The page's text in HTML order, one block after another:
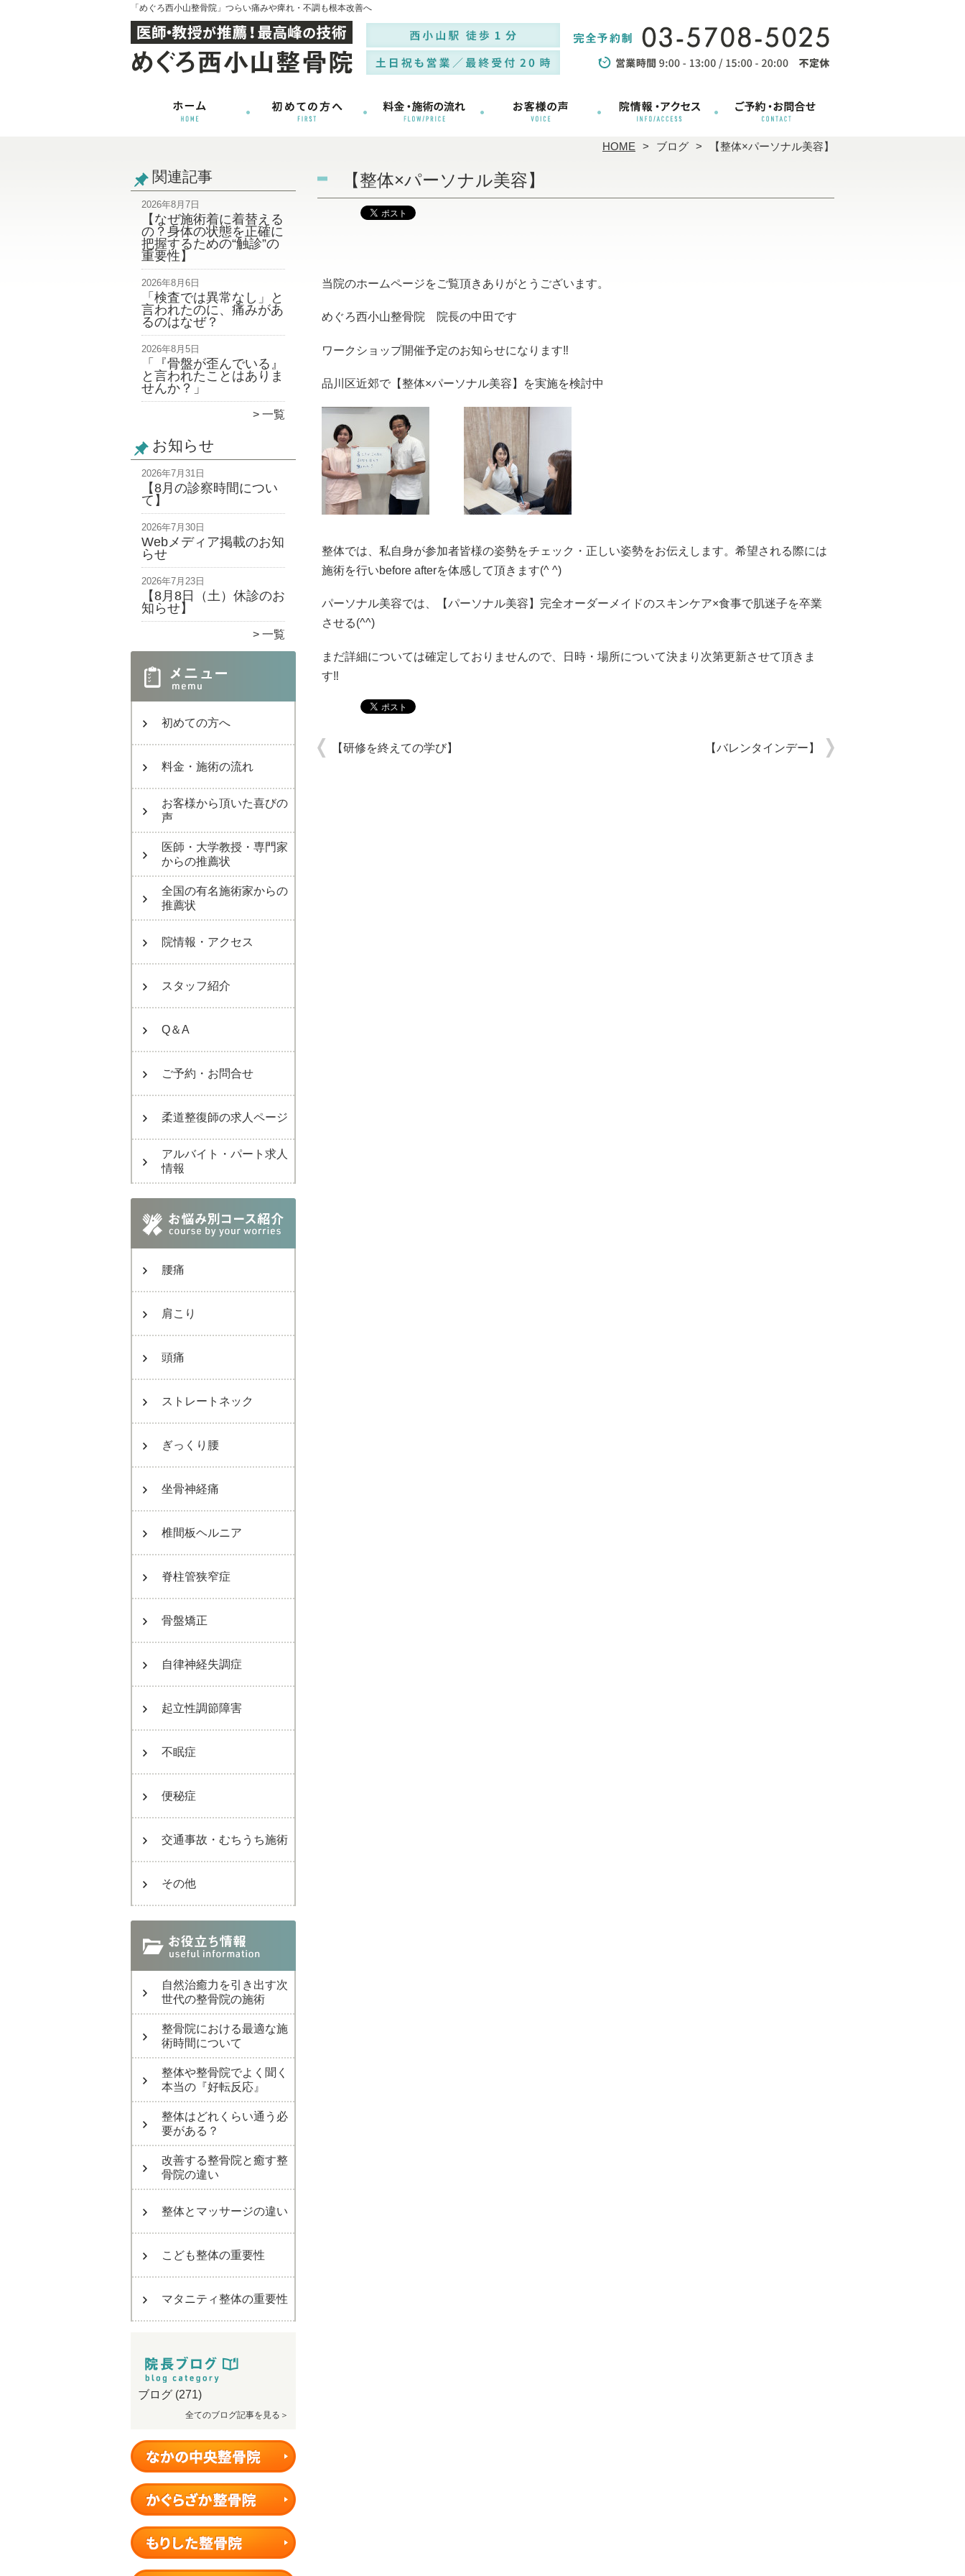
「めぐろ西小山整骨院」つらい痛みや痺れ・不調も根本改善へ
HOME ブログ 【整体×パーソナル美容】
関連記事
2026年8月7日
【なぜ施術着に着替える
の？身体の状態を正確に
把握するための“触診”の
重要性】
2026年8月6日
「検査では異常なし」と
言われたのに、痛みがあ
るのはなぜ？
2026年8月5日
「『骨盤が歪んでいる』
と言われたことはありま
せんか？」
一覧
お知らせ
2026年7月31日
【8月の診察時間につい
て】
2026年7月30日
Webメディア掲載のお知
らせ
2026年7月23日
【8月8日（土）休診のお
知らせ】
一覧
初めての方へ
料金・施術の流れ
お客様から頂いた喜びの
声
医師・大学教授・専門家
からの推薦状
全国の有名施術家からの
推薦状
院情報・アクセス
スタッフ紹介
Q＆A
ご予約・お問合せ
柔道整復師の求人ページ
アルバイト・パート求人
情報
腰痛
肩こり
頭痛
ストレートネック
ぎっくり腰
坐骨神経痛
椎間板ヘルニア
脊柱管狭窄症
骨盤矯正
自律神経失調症
起立性調節障害
不眠症
便秘症
交通事故・むちうち施術
その他
自然治癒力を引き出す次
世代の整骨院の施術
整骨院における最適な施
術時間について
整体や整骨院でよく聞く
本当の『好転反応』
整体はどれくらい通う必
要がある？
改善する整骨院と癒す整
骨院の違い
整体とマッサージの違い
こども整体の重要性
マタニティ整体の重要性
ブログ (271)
全てのブログ記事を見る＞
【整体×パーソナル美容】
当院のホームページをご覧頂きありがとうございます。
めぐろ西小山整骨院 院長の中田です
ワークショップ開催予定のお知らせになります‼︎
品川区近郊で【整体×パーソナル美容】を実施を検討中
整体では、私自身が参加者皆様の姿勢をチェック・正しい姿勢をお伝えします。希望される際には
施術を行いbefore afterを体感して頂きます(^ ^)
パーソナル美容では、【パーソナル美容】完全オーダーメイドのスキンケア×食事で肌迷子を卒業
させる(^^)
まだ詳細については確定しておりませんので、日時・場所について決まり次第更新させて頂きま
す‼︎
【研修を終えての学び】 【バレンタインデー】